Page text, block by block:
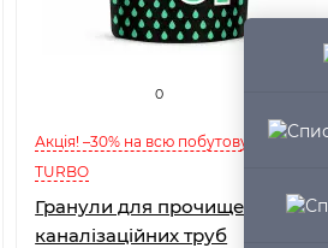
0
Акція! –30% на всю побутову хімію
TURBO
Гранули для прочищення
каналізаційних труб